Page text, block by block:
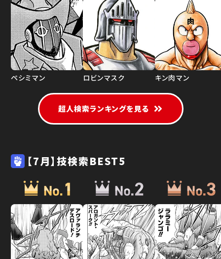
ペシミマン ロビンマスク キン肉マン
超人検索ランキングを見る
【7月】技検索BEST5